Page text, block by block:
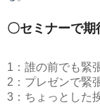
〇セミナーで期
1：誰の前でも緊
2：プレゼンで緊
3：ちょっとした